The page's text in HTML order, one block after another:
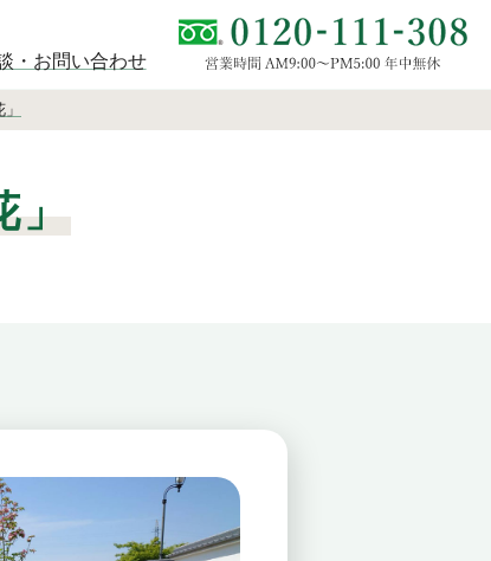
・お問い合わせ
」